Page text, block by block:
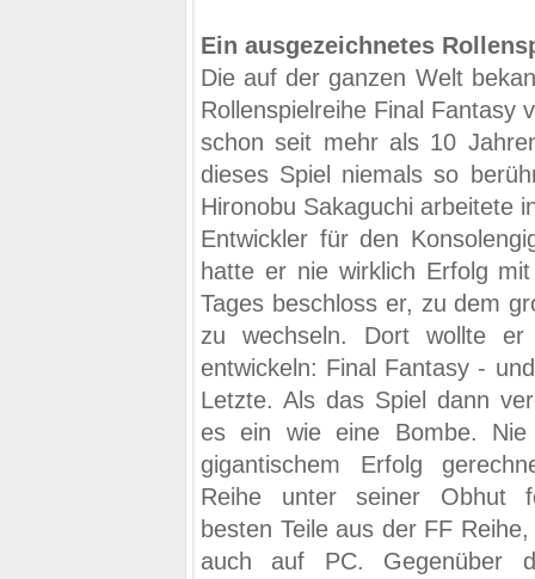
Ein ausgezeichnetes
Die auf der ganzen Welt
Rollenspielreihe Final Fantasy
schon seit mehr als 10
dieses Spiel niemals so
Hironobu Sakaguchi arbeitete
Entwickler für den
hatte er nie wirklich Erfolg
Tages beschloss er, zu dem
zu wechseln. Dort wollte
entwickeln: Final Fantasy -
Letzte. Als das Spiel dann
es ein wie eine Bombe.
gigantischem Erfolg
Reihe unter seiner Obhut
besten Teile aus der FF
auch auf PC. Gegenüber